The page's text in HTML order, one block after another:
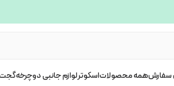
سفارشهمه محصولاتاسکوترلوازم جانبی دوچرخه